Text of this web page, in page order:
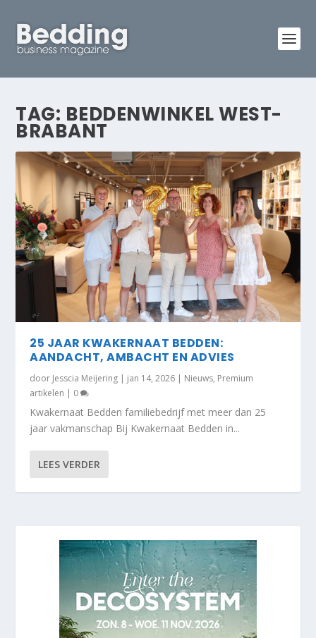
TAG: BEDDENWINKEL WEST-
BRABANT
25 JAAR KWAKERNAAT BEDDEN:
AANDACHT, AMBACHT EN ADVIES
door Jesscia Meijering | jan 14, 2026 | Nieuws, Premium
artikelen | 0
Kwakernaat Bedden familiebedrijf met meer dan 25
jaar vakmanschap Bij Kwakernaat Bedden in...
LEES VERDER